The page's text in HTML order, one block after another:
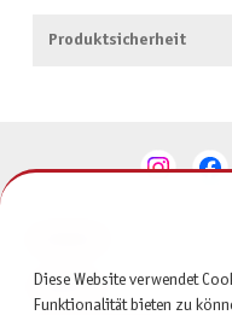
Produktsicherheit
SERVICE
Diese Website verwendet
Funktionalität bieten zu